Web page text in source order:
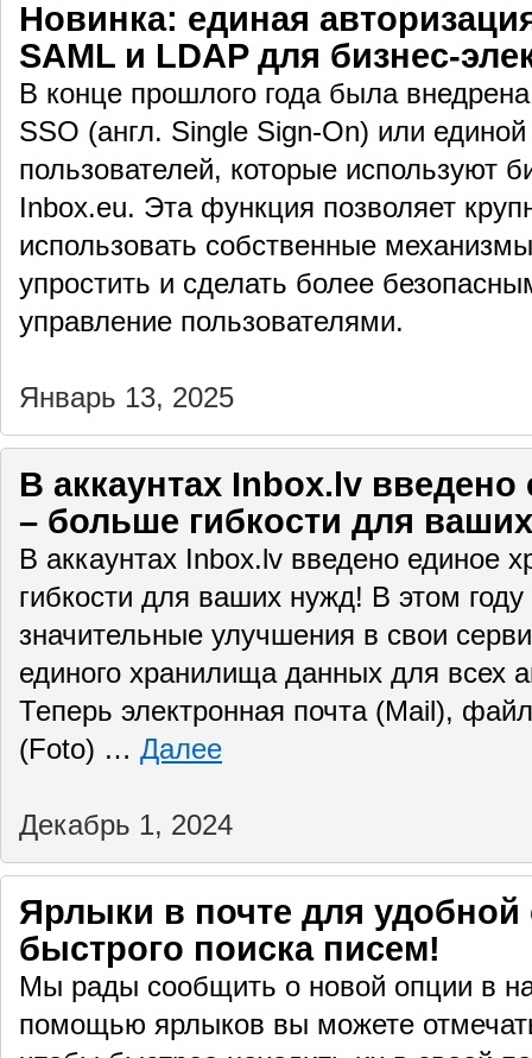
Новинка: единая
SAML и LDAP для бизнес-
В конце прошлого года была
SSO (англ. Single Sign-On) или
пользователей, которые используют
Inbox.eu. Эта функция позволяет
использовать собственные
упростить и сделать более
управление пользователями.
Январь 13, 2025
В аккаунтах Inbox.lv
– больше гибкости для
В аккаунтах Inbox.lv введено единое
гибкости для ваших нужд! В этом
значительные улучшения в свои
единого хранилища данных для всех
Теперь электронная почта (Mail),
(Foto) … Далее
Декабрь 1, 2024
Ярлыки в почте для удобной
быстрого поиска писем!
Мы рады сообщить о новой опции в
помощью ярлыков вы можете